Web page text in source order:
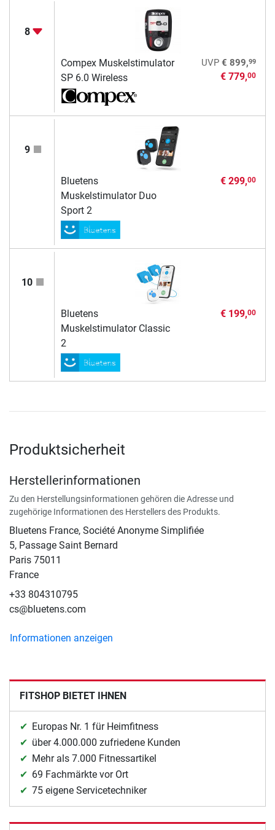
8
Compex Muskelstimulator
SP 6.0 Wireless
UVP € 899,99
€ 779,00
9
Bluetens
Muskelstimulator Duo
Sport 2
€ 299,00
10
Bluetens
Muskelstimulator Classic
2
€ 199,00
Produktsicherheit
Herstellerinformationen
Zu den Herstellungsinformationen gehören die Adresse und
zugehörige Informationen des Herstellers des Produkts.
Bluetens France, Société Anonyme Simplifiée
5, Passage Saint Bernard
Paris 75011
France
+33 804310795
cs@bluetens.com
Informationen anzeigen
FITSHOP BIETET IHNEN
Europas Nr. 1 für Heimfitness
über 4.000.000 zufriedene Kunden
Mehr als 7.000 Fitnessartikel
69 Fachmärkte vor Ort
75 eigene Servicetechniker